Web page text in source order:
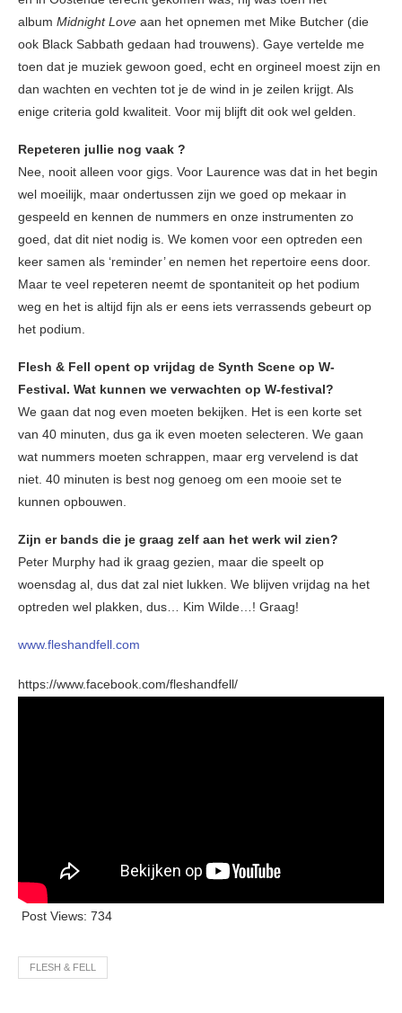
album Midnight Love aan het opnemen met Mike Butcher (die
ook Black Sabbath gedaan had trouwens). Gaye vertelde me
toen dat je muziek gewoon goed, echt en orgineel moest zijn en
dan wachten en vechten tot je de wind in je zeilen krijgt. Als
enige criteria gold kwaliteit. Voor mij blijft dit ook wel gelden.
Repeteren jullie nog vaak ?
Nee, nooit alleen voor gigs. Voor Laurence was dat in het begin
wel moeilijk, maar ondertussen zijn we goed op mekaar in
gespeeld en kennen de nummers en onze instrumenten zo
goed, dat dit niet nodig is. We komen voor een optreden een
keer samen als ‘reminder’ en nemen het repertoire eens door.
Maar te veel repeteren neemt de spontaniteit op het podium
weg en het is altijd fijn als er eens iets verrassends gebeurt op
het podium.
Flesh & Fell opent op vrijdag de Synth Scene op W-
Festival. Wat kunnen we verwachten op W-festival?
We gaan dat nog even moeten bekijken. Het is een korte set
van 40 minuten, dus ga ik even moeten selecteren. We gaan
wat nummers moeten schrappen, maar erg vervelend is dat
niet. 40 minuten is best nog genoeg om een mooie set te
kunnen opbouwen.
Zijn er bands die je graag zelf aan het werk wil zien?
Peter Murphy had ik graag gezien, maar die speelt op
woensdag al, dus dat zal niet lukken. We blijven vrijdag na het
optreden wel plakken, dus… Kim Wilde…! Graag!
www.fleshandfell.com
https://www.facebook.com/fleshandfell/
Post Views: 734
FLESH & FELL